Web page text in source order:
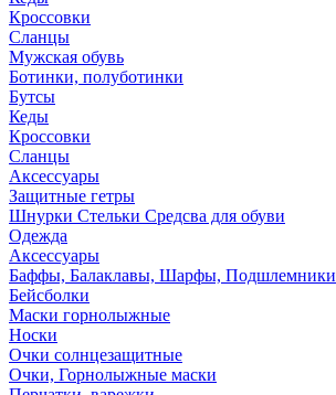
Кроссовки
Сланцы
Мужская обувь
Ботинки, полуботинки
Бутсы
Кеды
Кроссовки
Сланцы
Аксессуары
Защитные гетры
Шнурки Стельки Средсва для обуви
Одежда
Аксессуары
Баффы, Балаклавы, Шарфы, Подшлемники
Бейсболки
Маски горнолыжные
Носки
Очки солнцезащитные
Очки, Горнолыжные маски